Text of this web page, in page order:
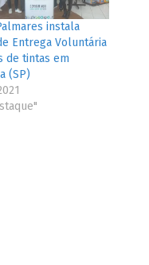
instala
Entrega Voluntária
de tintas em
(SP)